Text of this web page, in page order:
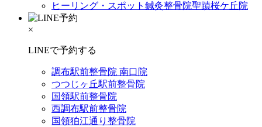
ヒーリング・スポット鍼灸整骨院聖蹟桜ケ丘院
×
LINEで予約する
調布駅前整骨院 南口院
つつじヶ丘駅前整骨院
国領駅前整骨院
西調布駅前整骨院
国領狛江通り整骨院